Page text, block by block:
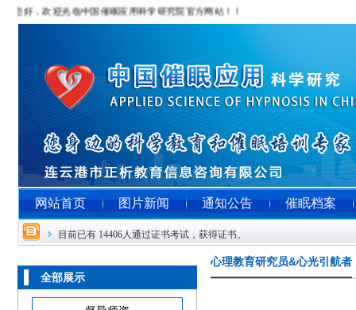
您好，欢迎光临中国催眠应用科学研究院官方网站！！！
网站首页 图片新闻 通知公告 催眠档案
目前已有 14406人通过证书考试，获得证书。
全部展示
心理教育研究员&心光引航者